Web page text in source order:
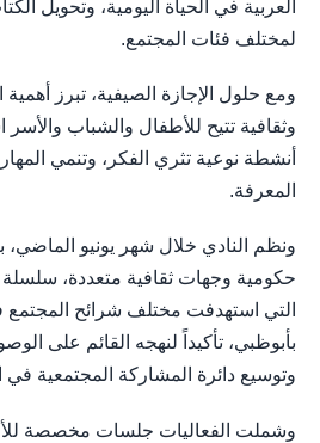
العربية في الحياة اليومية، وتحويل
لمختلف فئات المجتمع.
ومع حلول الإجازة الصيفية، تبرز
وثقافية تتيح للأطفال والشباب والأسر
أنشطة نوعية تثري الفكر، وتنمي
المعرفة.
ونظم النادي خلال شهر يونيو
حكومية وجهات ثقافية متعددة، سلسلة
التي استهدفت مختلف شرائح
بأبوظبي، تأكيداً لنهجه القائم على
وتوسيع دائرة المشاركة المجتمعية في
وشملت الفعاليات جلسات مخصصة